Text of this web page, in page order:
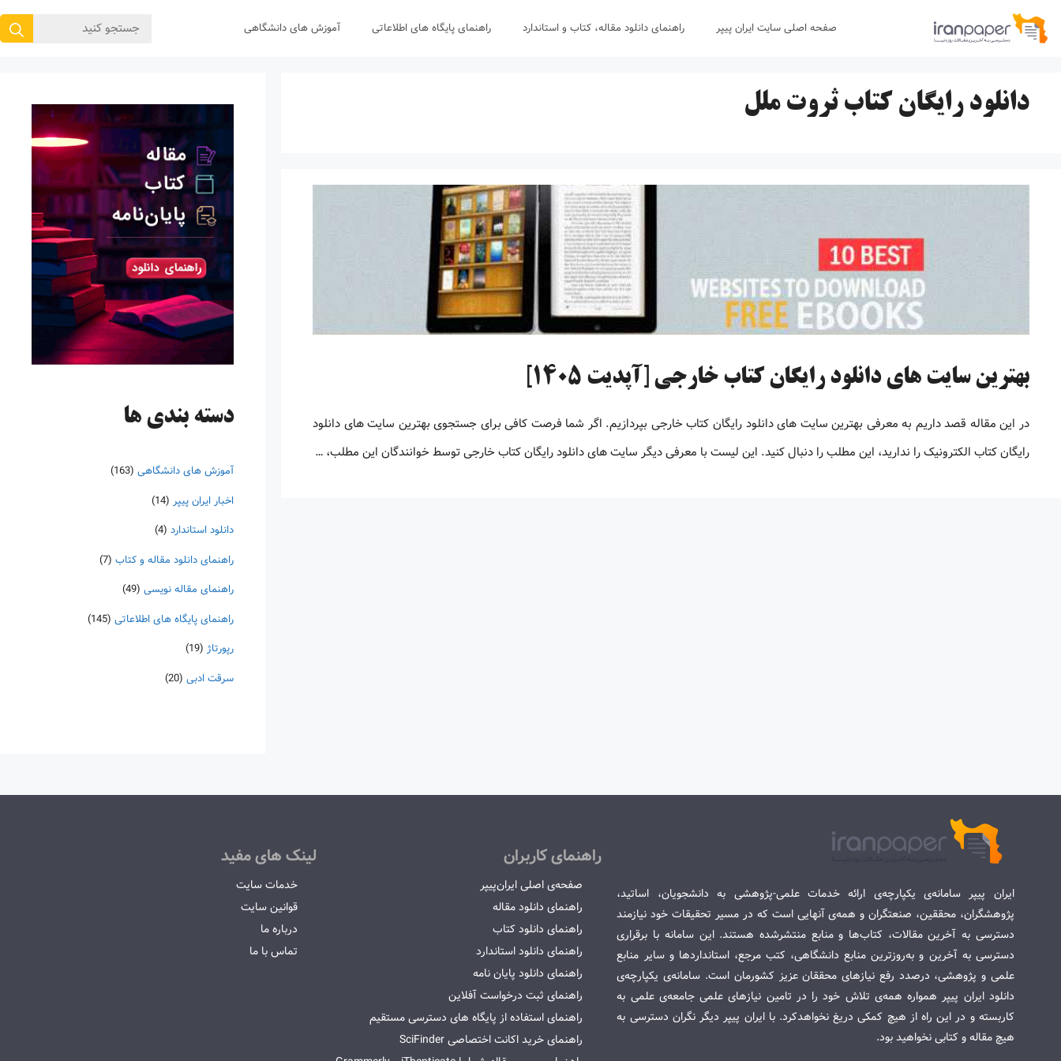
پرش
صفحه اصلی سایت ایران پیپر راهنمای دانلود مقاله، کتاب و استاندارد راهنمای پایگاه های اطلاعاتی آموزش های دانشگاهی
جستجوی
دانلود رایگان کتاب ثروت ملل
بهترین سایت های دانلود رایگان کتاب خارجی [آپدیت 1405]
در این مقاله قصد داریم به معرفی بهترین سایت های دانلود رایگان کتاب خارجی بپردازیم. اگر شما فرصت کافی برای جستجوی بهترین سایت های دانلود
رایگان کتاب الکترونیک را ندارید، این مطلب را دنبال کنید. این لیست با معرفی دیگر سایت های دانلود رایگان کتاب خارجی توسط خوانندگان این مطلب، …
دسته‌ بندی ها
آموزش های دانشگاهی (163)
اخبار ایران پیپر (14)
دانلود استاندارد (4)
راهنمای دانلود مقاله و کتاب (7)
راهنمای مقاله نویسی (49)
راهنمای پایگاه های اطلاعاتی (145)
رپورتاژ (19)
سرقت ادبی (20)
ایران پیپر سامانه‌ی یکپارچه‌ی ارائه خدمات علمی-پژوهشی به دانشجویان، اساتید،
پژوهشگران، محققین، صنعتگران و همه‌ی آنهایی است که در مسیر تحقیقات خود نیازمند
دسترسی به آخرین مقالات، کتاب‌ها و منابع منتشرشده هستند. این سامانه با برقراری
دسترسی به آخرین و به‌روزترین منابع دانشگاهی، کتب مرجع، استانداردها و سایر منابع
علمی و پژوهشی، درصدد رفع نیازهای محققان عزیز کشورمان است. سامانه‌ی یکپارچه‌ی
دانلود ایران پیپر همواره همه‌ی تلاش خود را در تامین نیازهای علمی جامعه‌ی علمی به
کاربسته و در این راه از هیچ کمکی دریغ نخواهدکرد. با ایران پیپر دیگر نگران دسترسی به
هیچ مقاله و کتابی نخواهید بود.
راهنمای کاربران
صفحه‌ی اصلی ایران‌پیپر
راهنمای دانلود مقاله
راهنمای دانلود کتاب
راهنمای دانلود استاندارد
راهنمای دانلود پایان نامه
راهنمای ثبت درخواست آفلاین
راهنمای استفاده از پایگاه های دسترسی مستقیم
راهنمای خرید اکانت اختصاصی SciFinder
لینک های مفید
خدمات سایت
قوانین سایت
درباره ما
تماس با ما